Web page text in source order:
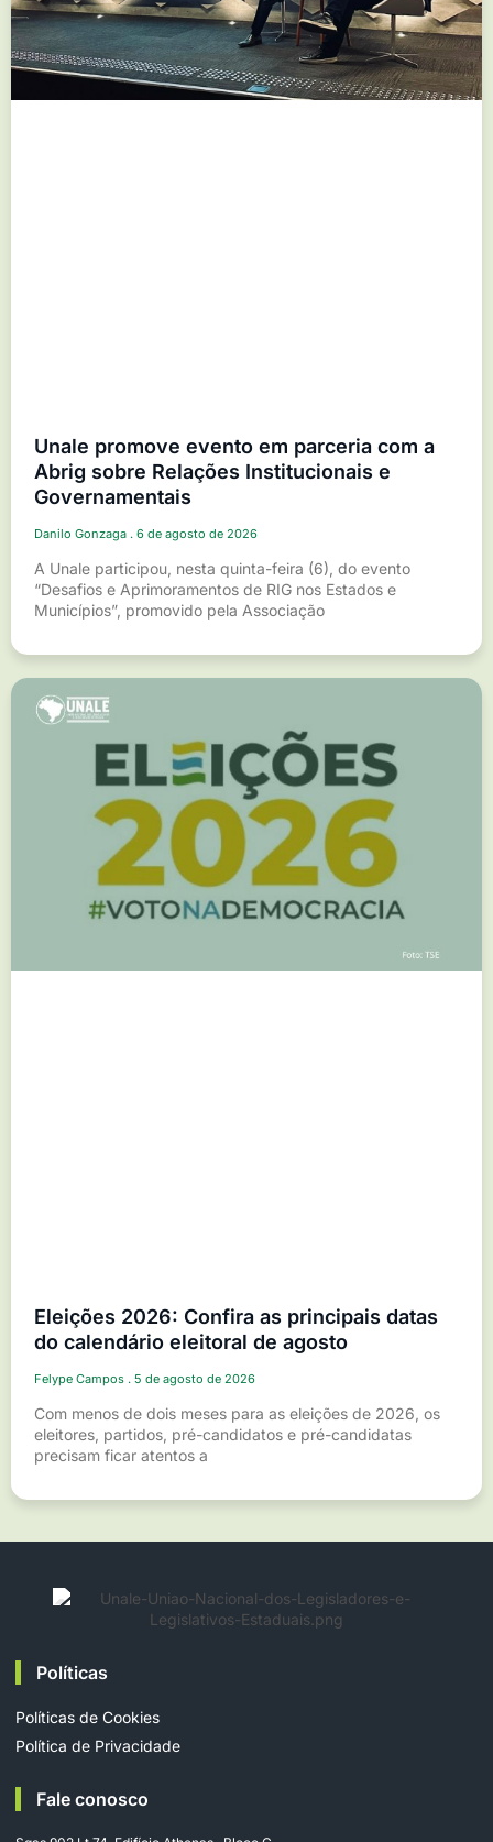
Unale promove evento em parceria com a
Abrig sobre Relações Institucionais e
Governamentais
Danilo Gonzaga 6 de agosto de 2026
A Unale participou, nesta quinta-feira (6), do evento
“Desafios e Aprimoramentos de RIG nos Estados e
Municípios”, promovido pela Associação
Eleições 2026: Confira as principais datas
do calendário eleitoral de agosto
Felype Campos 5 de agosto de 2026
Com menos de dois meses para as eleições de 2026, os
eleitores, partidos, pré-candidatos e pré-candidatas
precisam ficar atentos a
Políticas
Políticas de Cookies
Política de Privacidade
Fale conosco